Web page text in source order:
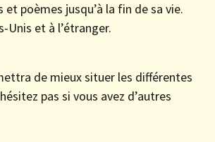
poèmes jusqu’à la fin de sa vie.
Unis et à l’étranger.
de mieux situer les différentes
pas si vous avez d’autres